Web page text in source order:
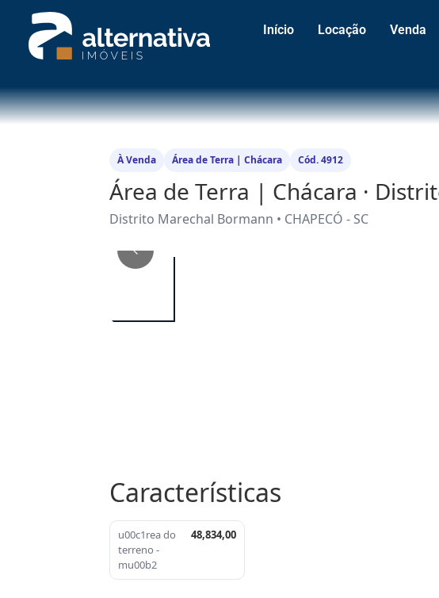
Início Locação Venda
À Venda Área de Terra | Chácara Cód. 4912
Área de Terra | Chácara ·
Distrito Marechal Bormann • CHAPECÓ - SC
Características
u00c1rea do
terreno -
mu00b2
48,834,00